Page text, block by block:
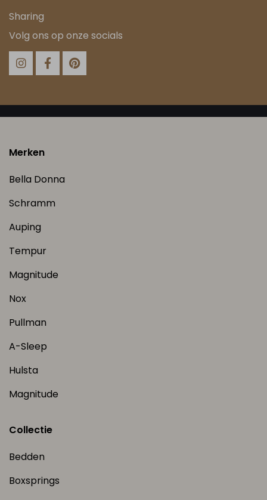
Sharing
Volg ons op onze socials
Merken
Bella Donna
Schramm
Auping
Tempur
Magnitude
Nox
Pullman
A-Sleep
Hulsta
Magnitude
Collectie
Bedden
Boxsprings